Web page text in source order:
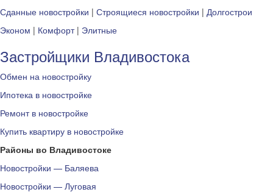
Сданные новостройки | Строящиеся новостройки | Долгострои
Эконом | Комфорт| Элитные
Застройщики Владивостока
Обмен на новостройку
Ипотека в новостройке
Ремонт в новостройке
Купить квартиру в новостройке
Районы во Владивостоке
Новостройки — Баляева
Новостройки — Луговая